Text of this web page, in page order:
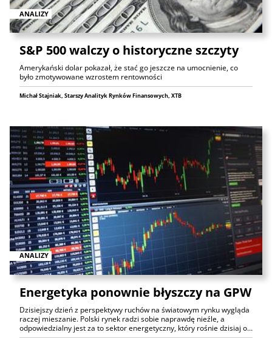
ANALIZY
S&P 500 walczy o historyczne szczyty
Amerykański dolar pokazał, że stać go jeszcze na umocnienie, co
było zmotywowane wzrostem rentowności
Michał Stajniak, Starszy Analityk Rynków Finansowych, XTB
ANALIZY
Energetyka ponownie błyszczy na GPW
Dzisiejszy dzień z perspektywy ruchów na światowym rynku wygląda
raczej mieszanie. Polski rynek radzi sobie naprawdę nieźle, a
odpowiedzialny jest za to sektor energetyczny, który rośnie dzisiaj o…